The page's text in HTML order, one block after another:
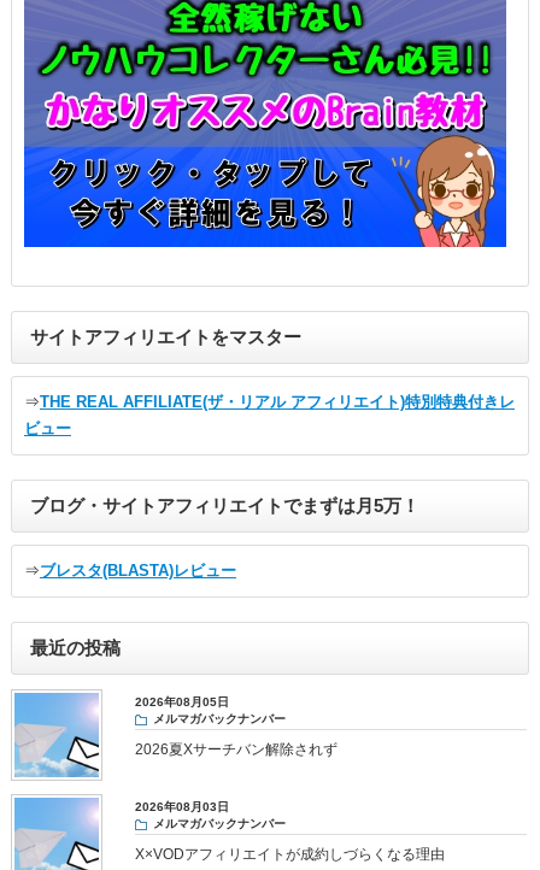
サイトアフィリエイトをマスター
⇒THE REAL AFFILIATE(ザ・リアル アフィリエイト)特別特典付きレ
ビュー
ブログ・サイトアフィリエイトでまずは月5万！
⇒ブレスタ(BLASTA)レビュー
最近の投稿
2026年08月05日
メルマガバックナンバー
2026夏Xサーチバン解除されず
2026年08月03日
メルマガバックナンバー
X×VODアフィリエイトが成約しづらくなる理由